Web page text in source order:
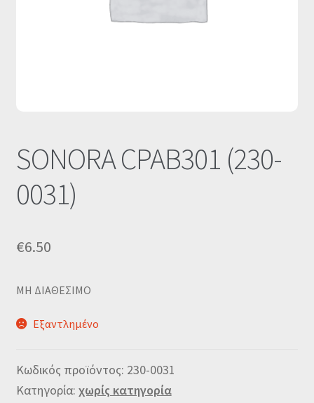
SONORA CPAB301 (230-
0031)
€6.50
MΗ ΔΙΑΘΕΣΙΜΟ
Εξαντλημένο
Κωδικός προϊόντος: 230-0031
Κατηγορία: χωρίς κατηγορία